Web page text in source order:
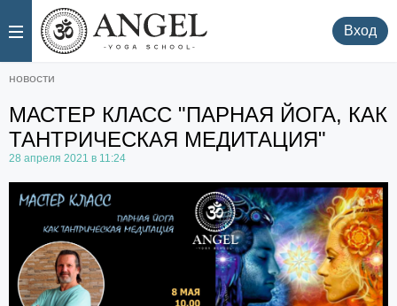
. Вход
новости
МАСТЕР КЛАСС "ПАРНАЯ ЙОГА, КАК
ТАНТРИЧЕСКАЯ МЕДИТАЦИЯ"
28 апреля 2021 в 11:24